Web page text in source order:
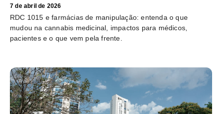
7 de abril de 2026
RDC 1015 e farmácias de manipulação: entenda o que
mudou na cannabis medicinal, impactos para médicos,
pacientes e o que vem pela frente.